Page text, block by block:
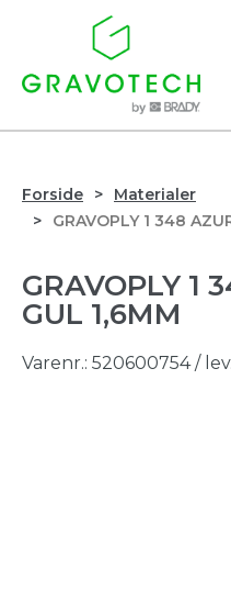
Forside
Materialer
GRAVOPLY 1 348
GRAVOPLY 1
GUL 1,6MM
Varenr.: 520600754 /